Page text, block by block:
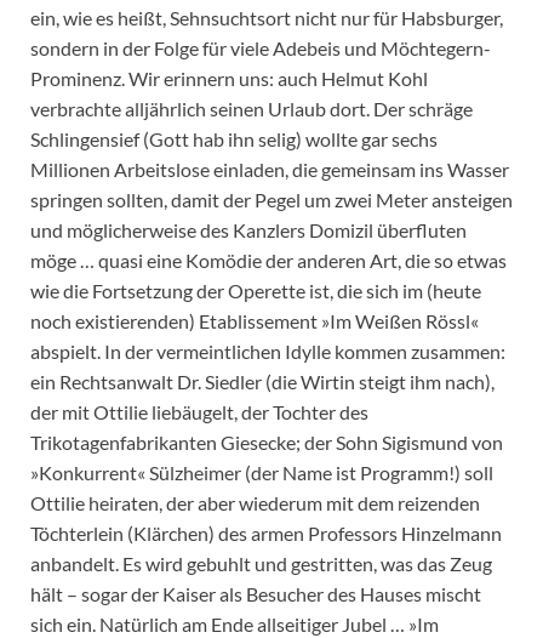
ein, wie es heißt, Sehnsuchtsort nicht nur für Habsburger,
sondern in der Folge für viele Adebeis und Möchtegern-
Prominenz. Wir erinnern uns: auch Helmut Kohl
verbrachte alljährlich seinen Urlaub dort. Der schräge
Schlingensief (Gott hab ihn selig) wollte gar sechs
Millionen Arbeitslose einladen, die gemeinsam ins Wasser
springen sollten, damit der Pegel um zwei Meter ansteigen
und möglicherweise des Kanzlers Domizil überfluten
möge … quasi eine Komödie der anderen Art, die so etwas
wie die Fortsetzung der Operette ist, die sich im (heute
noch existierenden) Etablissement »Im Weißen Rössl«
abspielt. In der vermeintlichen Idylle kommen zusammen:
ein Rechtsanwalt Dr. Siedler (die Wirtin steigt ihm nach),
der mit Ottilie liebäugelt, der Tochter des
Trikotagenfabrikanten Giesecke; der Sohn Sigismund von
»Konkurrent« Sülzheimer (der Name ist Programm!) soll
Ottilie heiraten, der aber wiederum mit dem reizenden
Töchterlein (Klärchen) des armen Professors Hinzelmann
anbandelt. Es wird gebuhlt und gestritten, was das Zeug
hält – sogar der Kaiser als Besucher des Hauses mischt
sich ein. Natürlich am Ende allseitiger Jubel … »Im